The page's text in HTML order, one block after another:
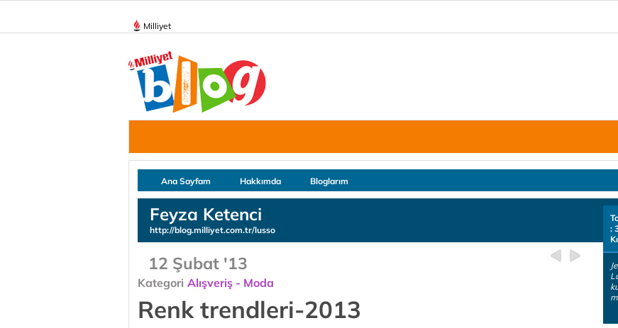
Milliyet
Ana Sayfam Hakkımda Bloglarım
Feyza Ketenci
http://blog.milliyet.com.tr/lusso
12 Şubat '13
Kategori Alışveriş - Moda
Renk trendleri-2013
: